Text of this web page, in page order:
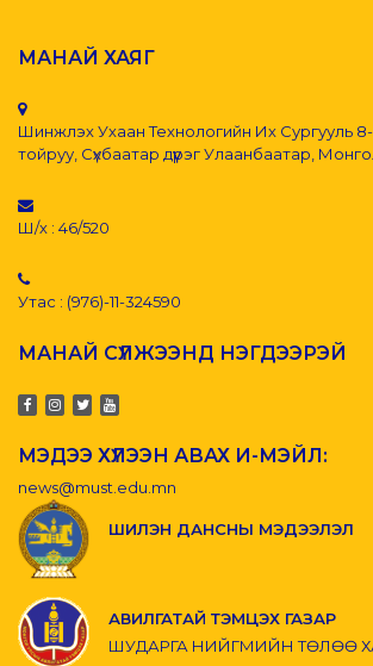
МАНАЙ ХАЯГ
Шинжлэх Ухаан Технологийн Их Сургууль
тойруу, Сүхбаатар дүүрэг Улаанбаатар,
Ш/х : 46/520
Утас : (976)-11-324590
МАНАЙ СҮЛЖЭЭНД НЭГДЭЭРЭЙ
МЭДЭЭ ХҮЛЭЭН АВАХ И-МЭЙЛ:
news@must.edu.mn
ШИЛЭН ДАНСНЫ МЭДЭЭЛЭЛ
АВИЛГАТАЙ ТЭМЦЭХ ГАЗАР
ШУДАРГА НИЙГМИЙН ТӨЛӨӨ